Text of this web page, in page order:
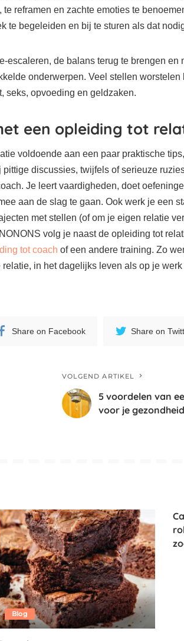
te reframen en zachte emoties te
te begeleiden en bij te sturen als dat
escaleren, de balans terug te brengen en
onderwerpen. Veel stellen worstelen
seks, opvoeding en geldzaken.
een opleiding tot
voldoende aan een paar praktische
discussies, twijfels of serieuze
Je leert vaardigheden, doet
aan de slag te gaan. Ook werk je een
met stellen (of om je eigen relatie
volg je naast de opleiding tot
tot coach of een andere training. Zo
relatie, in het dagelijks leven als op je
Share on Facebook Share on
VOLGEND ARTIKEL
5 voordelen van
voor je gezondheid
Blog